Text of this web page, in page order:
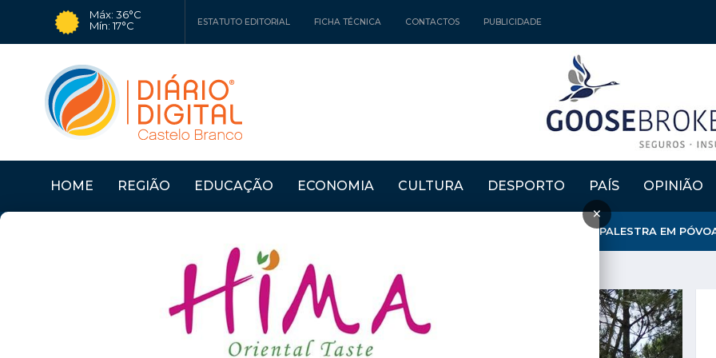
Máx: 36°C
Mín: 17°C
ESTATUTO EDITORIAL FICHA TÉCNICA CONTACTOS PUBLICIDADE
HOME REGIÃO EDUCAÇÃO ECONOMIA CULTURA DESPORTO PAÍS OPINIÃO
×
CASTELO BRANCO: «A ENERGIA DO VENTO E DA ÁGUA» TEMA DE PALESTRA EM